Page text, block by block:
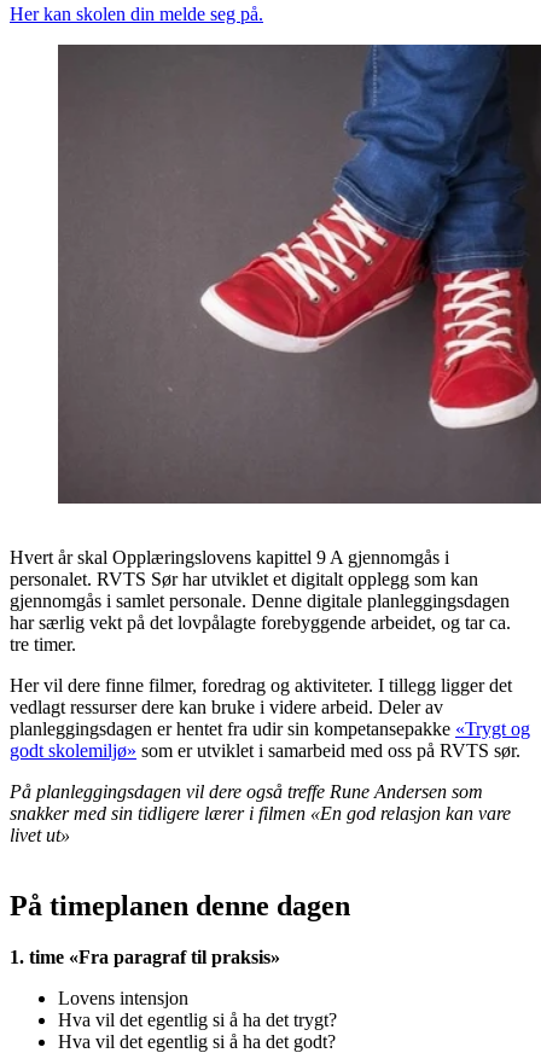
Her kan skolen din melde seg på.
Hvert år skal Opplæringslovens kapittel 9 A gjennomgås i
personalet. RVTS Sør har utviklet et digitalt opplegg som kan
gjennomgås i samlet personale. Denne digitale planleggingsdagen
har særlig vekt på det lovpålagte forebyggende arbeidet, og tar ca.
tre timer.
Her vil dere finne filmer, foredrag og aktiviteter. I tillegg ligger det
vedlagt ressurser dere kan bruke i videre arbeid. Deler av
planleggingsdagen er hentet fra udir sin kompetansepakke «Trygt og
godt skolemiljø» som er utviklet i samarbeid med oss på RVTS sør.
På planleggingsdagen vil dere også treffe Rune Andersen som
snakker med sin tidligere lærer i filmen «En god relasjon kan vare
livet ut»
På timeplanen denne dagen
1. time «Fra paragraf til praksis»
Lovens intensjon
Hva vil det egentlig si å ha det trygt?
Hva vil det egentlig si å ha det godt?